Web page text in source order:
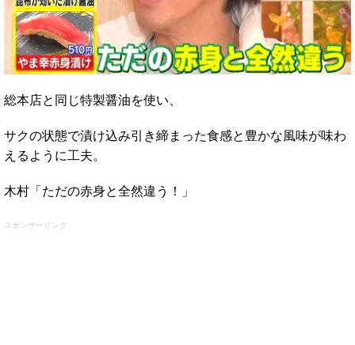
総本店と同じ特製醤油を使い、
サクの状態で漬け込み引き締まった食感と豊かな風味が味わ
えるように工夫。
木村「ただの赤身と全然違う！」
スポンサーリンク